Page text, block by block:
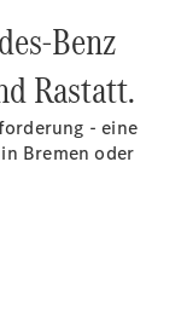
Rastatt.
- eine
Bremen oder